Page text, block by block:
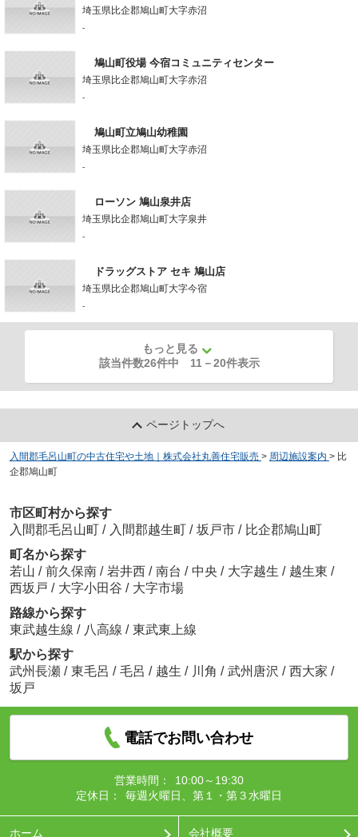
埼玉県比企郡鳩山町大字赤沼
-
鳩山町役場 今宿コミュニティセンター
埼玉県比企郡鳩山町大字赤沼
-
鳩山町立鳩山幼稚園
埼玉県比企郡鳩山町大字赤沼
-
ローソン 鳩山泉井店
埼玉県比企郡鳩山町大字泉井
-
ドラッグストア セキ 鳩山店
埼玉県比企郡鳩山町大字今宿
-
もっと見る
該当件数26件中 11 －20件表示
ページトップへ
入間郡毛呂山町の中古住宅や土地｜株式会社丸善住宅販売 > 周辺施設案内 > 比
企郡鳩山町
市区町村から探す
入間郡毛呂山町 / 入間郡越生町 / 坂戸市 / 比企郡鳩山町
町名から探す
若山 / 前久保南 / 岩井西 / 南台 / 中央 / 大字越生 / 越生東 /
西坂戸 / 大字小田谷 / 大字市場
路線から探す
東武越生線 / 八高線 / 東武東上線
駅から探す
武州長瀬 / 東毛呂 / 毛呂 / 越生 / 川角 / 武州唐沢 / 西大家 /
坂戸
電話でお問い合わせ
営業時間：
10:00～19:30
定休日：
毎週火曜日、第１・第３水曜日
ホーム 会社概要